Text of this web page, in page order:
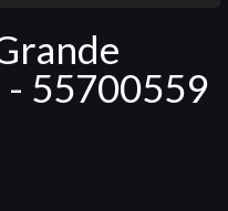
- 55700559